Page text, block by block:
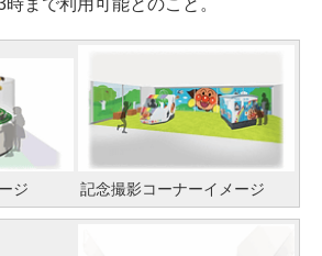
まで利用可能とのこと。
ジ 記念撮影コーナーイメージ